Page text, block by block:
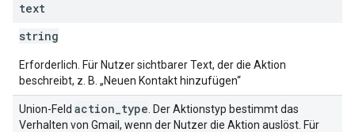
text
string
Erforderlich. Für Nutzer sichtbarer Text, der die Aktion
beschreibt, z. B. „Neuen Kontakt hinzufügen“
Union-Feld action type . Der Aktionstyp bestimmt das
Verhalten von Gmail, wenn der Nutzer die Aktion auslöst. Für